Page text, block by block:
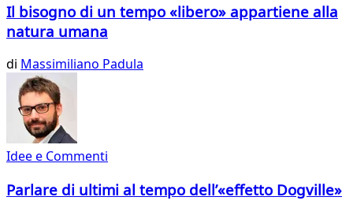
Il bisogno di un tempo «libero» appartiene alla
natura umana
di Massimiliano Padula
Idee e Commenti
Parlare di ultimi al tempo dell’«effetto Dogville»